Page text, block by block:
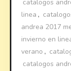
catalogos
linea ,
andrea 2017
invierno en
verano ,
catalogos